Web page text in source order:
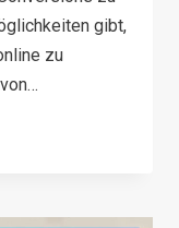
gibt,
zu